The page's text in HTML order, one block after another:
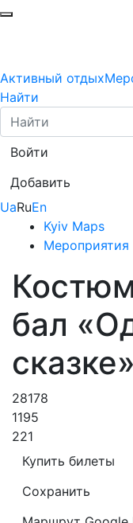
Активный отдых
Найти
Войти
Добавить
UaRuEn
Kyiv Maps
Мероприятия
бал
сказке»
28178
1195
221
Купить билеты
Сохранить